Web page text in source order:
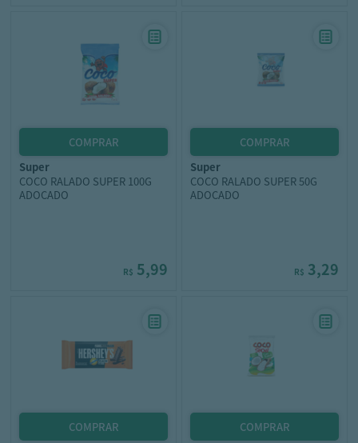
super
COCO RALADO SUPER 100G
ADOCADO
R$ 5,99
super
COCO RALADO SUPER 50G
ADOCADO
R$ 3,29